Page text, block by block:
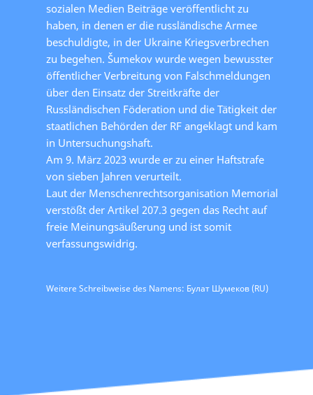
sozialen Medien Beiträge veröffentlicht zu
haben, in denen er die russländische Armee
beschuldigte, in der Ukraine Kriegsverbrechen
zu begehen. Šumekov wurde wegen bewusster
öffentlicher Verbreitung von Falschmeldungen
über den Einsatz der Streitkräfte der
Russländischen Föderation und die Tätigkeit der
staatlichen Behörden der RF angeklagt und kam
in Untersuchungshaft.
Am 9. März 2023 wurde er zu einer Haftstrafe
von sieben Jahren verurteilt.
Laut der Menschenrechtsorganisation Memorial
verstößt der Artikel 207.3 gegen das Recht auf
freie Meinungsäußerung und ist somit
verfassungswidrig.
Weitere Schreibweise des Namens: Булат Шумеков (RU)